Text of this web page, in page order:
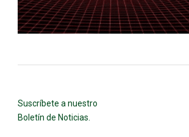
Suscríbete a nuestro
Boletín de Noticias.